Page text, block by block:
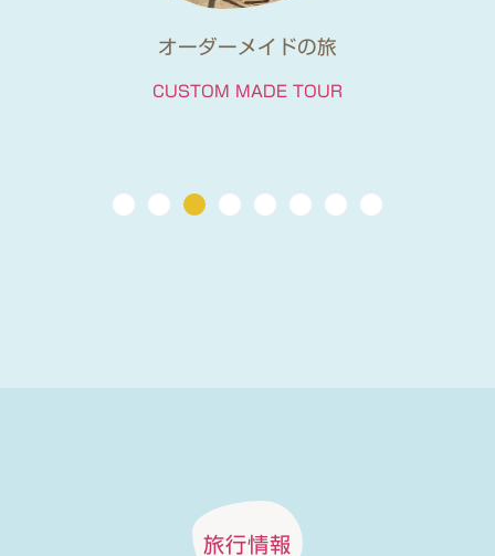
日本人ガイドと電車で行くツアー
TRAIN TOUR
旅行情報